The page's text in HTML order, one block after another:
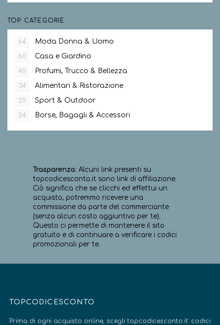
TOP CATEGORIE
64 Moda Donna & Uomo
60 Casa e Giardino
40 Profumi, Trucco & Bellezza
34 Alimentari & Ristorazione
25 Sport & Outdoor
24 Borse, Bagagli & Accessori
Trasparenza: Alcuni link presenti su
topcodicesconto.it sono link di affiliazione.
Ciò significa che se clicchi ed effettui un
acquisto, potremmo ricevere una
commissione da parte del commerciante
(senza alcun costo aggiuntivo per te).
Questo ci permette di mantenere il sito
gratuito e di continuare a verificare i codici
promozionali per te.
TOPCODICESCONTO
Prima di ogni acquisto online, scegli topcodicesconto.it: codici